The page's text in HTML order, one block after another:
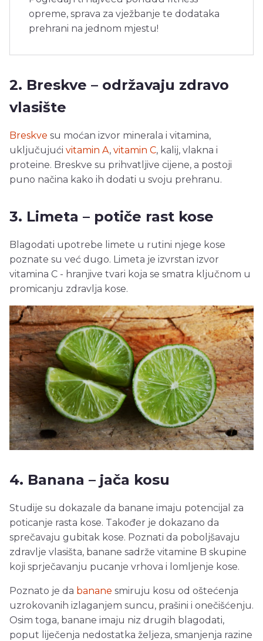
opreme, sprava za vježbanje te dodataka
prehrani na jednom mjestu!
2. Breskve – održavaju zdravo
vlasište
Breskve su moćan izvor minerala i vitamina,
uključujući vitamin A, vitamin C, kalij, vlakna i
proteine. Breskve su prihvatljive cijene, a postoji
puno načina kako ih dodati u svoju prehranu.
3. Limeta – potiče rast kose
Blagodati upotrebe limete u rutini njege kose
poznate su već dugo. Limeta je izvrstan izvor
vitamina C - hranjive tvari koja se smatra ključnom u
promicanju zdravlja kose.
4. Banana – jača kosu
Studije su dokazale da banane imaju potencijal za
poticanje rasta kose. Također je dokazano da
sprečavaju gubitak kose. Poznati da poboljšavaju
zdravlje vlasišta, banane sadrže vitamine B skupine
koji sprječavanju pucanje vrhova i lomljenje kose.
Poznato je da banane smiruju kosu od oštećenja
uzrokovanih izlaganjem suncu, prašini i onečišćenju.
Osim toga, banane imaju niz drugih blagodati,
poput liječenja nedostatka željeza, smanjenja razine